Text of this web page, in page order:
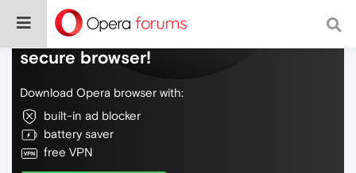
Do more on the web, with a fast and
secure browser!
Download Opera browser with:
built-in ad blocker
battery saver
free VPN